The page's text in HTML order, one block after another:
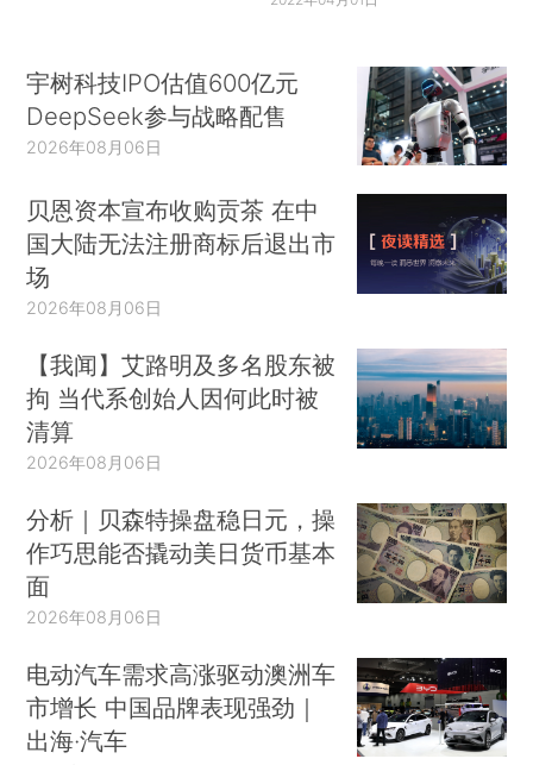
宇树科技IPO估值600亿元
DeepSeek参与战略配售
2026年08月06日
贝恩资本宣布收购贡茶 在中
国大陆无法注册商标后退出市
场
2026年08月06日
【我闻】艾路明及多名股东被
拘 当代系创始人因何此时被
清算
2026年08月06日
分析｜贝森特操盘稳日元，操
作巧思能否撬动美日货币基本
面
2026年08月06日
电动汽车需求高涨驱动澳洲车
市增长 中国品牌表现强劲｜
出海·汽车